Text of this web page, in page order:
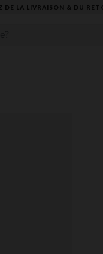
& DU RETOUR